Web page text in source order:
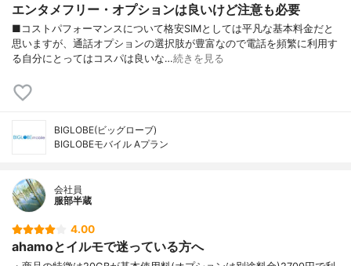
エンタメフリー・オプションは良いけど注意も必要
■コストパフォーマンスについて格安SIMとしては平凡な基本料金だと
思いますが、通話オプションの選択肢が豊富なので電話を頻繁に利用す
る自分にとってはコスパは良いな…続きを見る
BIGLOBE(ビッグローブ)
BIGLOBEモバイル Aプラン
会社員
服部半蔵
4.00
ahamoとイルモで迷っている方へ